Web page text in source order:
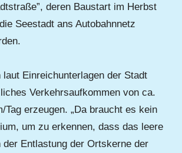
deren Baustart im Herbst
Seestadt ans Autobahnnetz
Einreichunterlagen der Stadt
Verkehrsaufkommen von ca.
Tag erzeugen. „Da braucht es kein
um zu erkennen, dass das leere
Entlastung der Ortskerne der